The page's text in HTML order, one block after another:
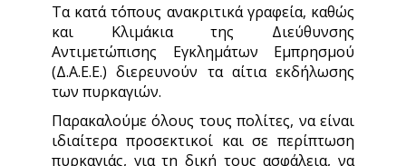
Τα κατά τόπους ανακριτικά γραφεία, καθώς
και Κλιμάκια της Διεύθυνσης
Αντιμετώπισης Εγκλημάτων Εμπρησμού
(Δ.Α.Ε.Ε.) διερευνούν τα αίτια εκδήλωσης
των πυρκαγιών.
Παρακαλούμε όλους τους πολίτες, να είναι
ιδιαίτερα προσεκτικοί και σε περίπτωση
πυρκαγιάς, για τη δική τους ασφάλεια, να